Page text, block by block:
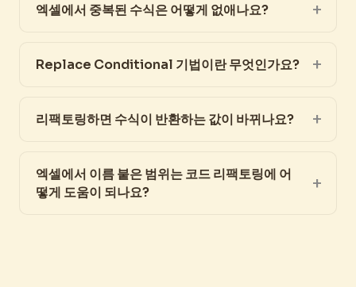
엑셀에서 중복된 수식은 어떻게 없애나요?
Replace Conditional 기법이란 무엇인가요?
리팩토링하면 수식이 반환하는 값이 바뀌나요?
엑셀에서 이름 붙은 범위는 코드 리팩토링에 어
떻게 도움이 되나요?